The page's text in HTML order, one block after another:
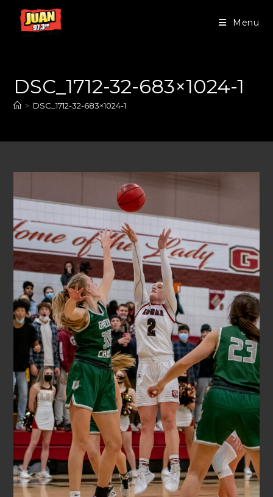
Menu
DSC_1712-32-683×1024-1
> DSC_1712-32-683×1024-1